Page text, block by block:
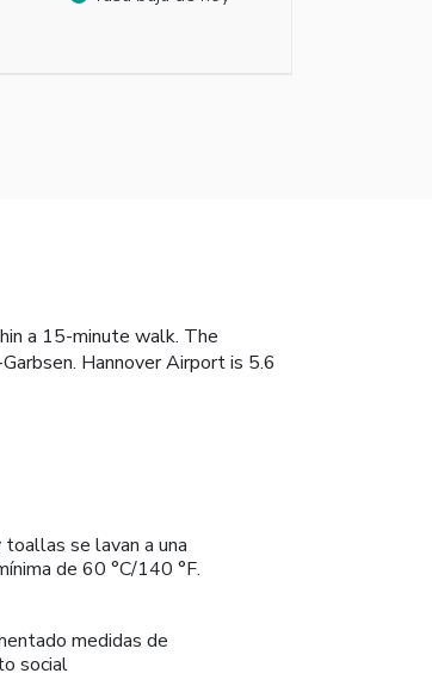
a 15-minute walk. The
Hannover Airport is 5.6
toallas se lavan a una
de 60 °C/140 °F.
medidas de
social